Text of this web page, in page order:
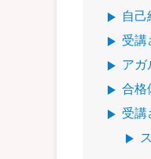
自己
受講
アガ
合格
受講